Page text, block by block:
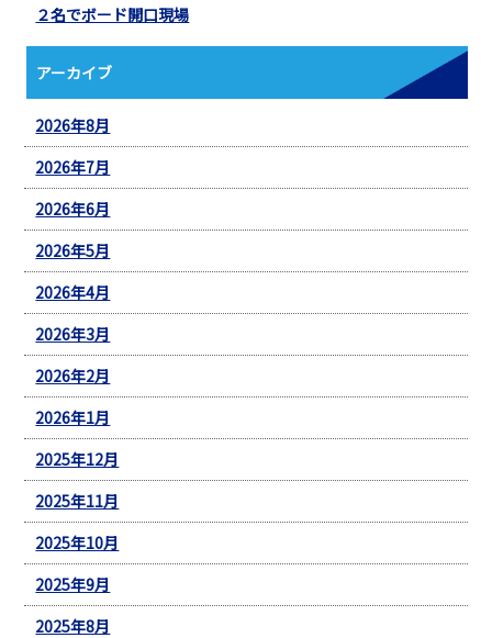
２名でボード開口現場
アーカイブ
2026年8月
2026年7月
2026年6月
2026年5月
2026年4月
2026年3月
2026年2月
2026年1月
2025年12月
2025年11月
2025年10月
2025年9月
2025年8月